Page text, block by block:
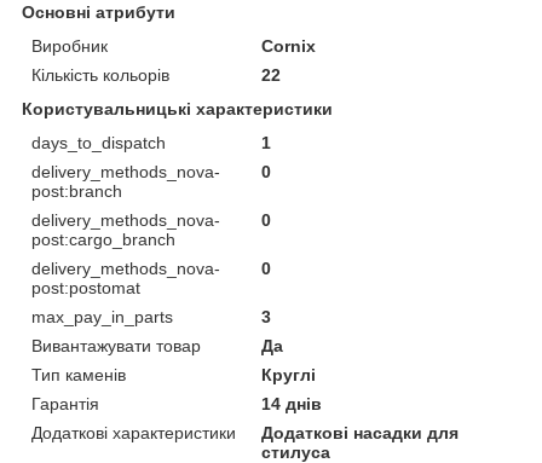
Основні атрибути
Виробник
Cornix
Кількість кольорів
22
Користувальницькі характеристики
days_to_dispatch
1
delivery_methods_nova-
post:branch
0
delivery_methods_nova-
post:cargo_branch
0
delivery_methods_nova-
post:postomat
0
max_pay_in_parts
3
Вивантажувати товар
Да
Тип каменів
Круглі
Гарантія
14 днів
Додаткові характеристики
Додаткові насадки для
стилуса